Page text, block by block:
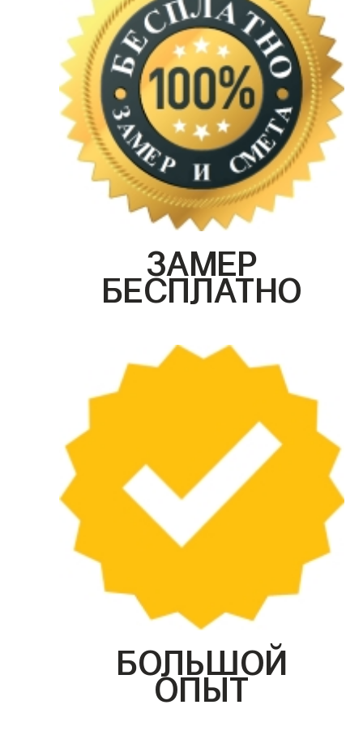
ЗАМЕР
БЕСПЛАТНО
БОЛЬШОЙ
ОПЫТ